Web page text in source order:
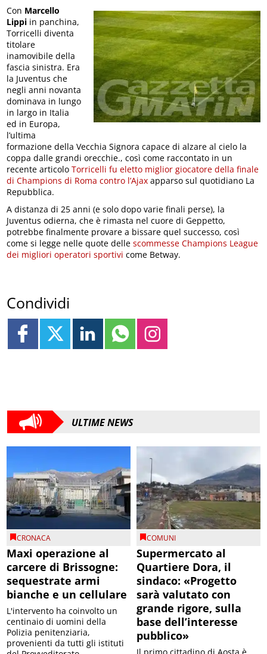
Con Marcello
Lippi in panchina,
Torricelli diventa
titolare
inamovibile della
fascia sinistra. Era
la Juventus che
negli anni novanta
dominava in lungo
in largo in Italia
ed in Europa,
l’ultima
formazione della Vecchia Signora capace di alzare al cielo la
coppa dalle grandi orecchie., così come raccontato in un
recente articoloTorricelli fu eletto miglior giocatore della finale
di Champions di Roma contro l’Ajax apparso sul quotidiano La
Repubblica.
A distanza di 25 anni (e solo dopo varie finali perse), la
Juventus odierna, che è rimasta nel cuore di Geppetto,
potrebbe finalmente provare a bissare quel successo, così
come si legge nelle quote dellescommesse Champions League
dei migliori operatori sportivi come Betway.
Condividi
ULTIME NEWS
CRONACA
Maxi operazione al
carcere di Brissogne:
sequestrate armi
bianche e un cellulare
L'intervento ha coinvolto un
centinaio di uomini della
Polizia penitenziaria,
provenienti da tutti gli istituti
COMUNI
Supermercato al
Quartiere Dora, il
sindaco: «Progetto
sarà valutato con
grande rigore, sulla
base dell’interesse
pubblico»
Il primo cittadino di Aosta è